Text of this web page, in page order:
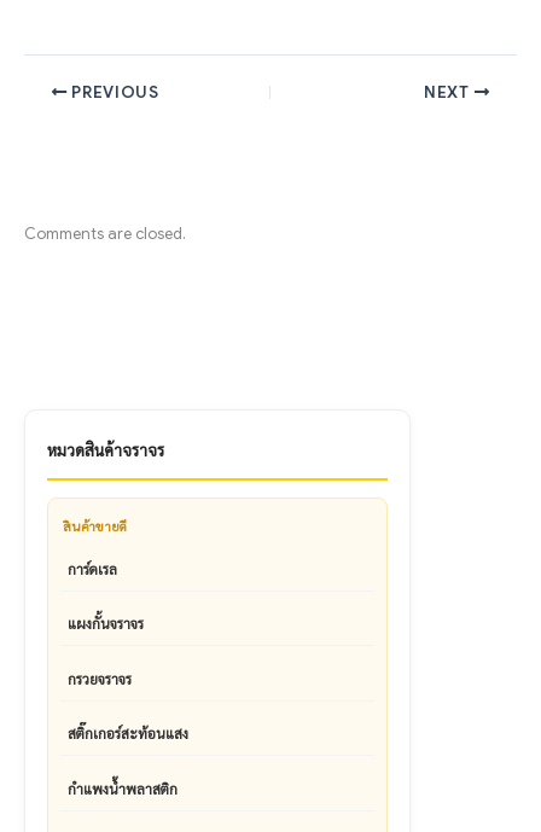
หมวดสินค้าจราจร
สินค้าขายดี
การ์ดเรล
แผงกั้นจราจร
กรวยจราจร
สติ๊กเกอร์สะท้อนแสง
กำแพงน้ำพลาสติก
PREVIOUS NEXT
Comments are closed.